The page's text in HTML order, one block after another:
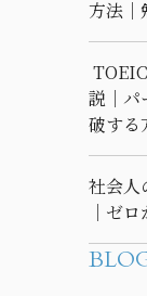
方法｜
説｜パ
破する
社会人
｜ゼ